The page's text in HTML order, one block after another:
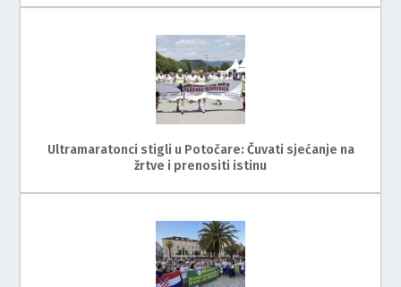
Ultramaratonci stigli u Potočare: Čuvati sjećanje na
žrtve i prenositi istinu